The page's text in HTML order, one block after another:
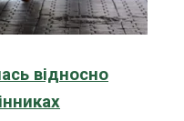
відносно